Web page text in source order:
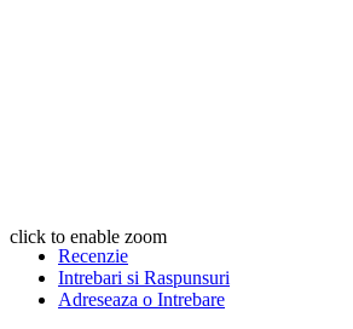
click to enable zoom
Recenzie
Intrebari si Raspunsuri
Adreseaza o Intrebare